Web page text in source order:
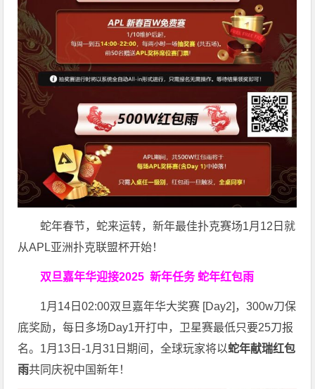
蛇年春节，蛇来运转，新年最佳扑克赛场1月12日就
从APL亚洲扑克联盟杯开始！
双旦嘉年华迎接2025新年任务 蛇年红包雨
1月14日02:00双旦嘉年华大奖赛 [Day2]，300w刀保
底奖励，每日多场Day1开打中，卫星赛最低只要25刀报
名。1月13日-1月31日期间，全球玩家将以蛇年献瑞红包
雨共同庆祝中国新年！